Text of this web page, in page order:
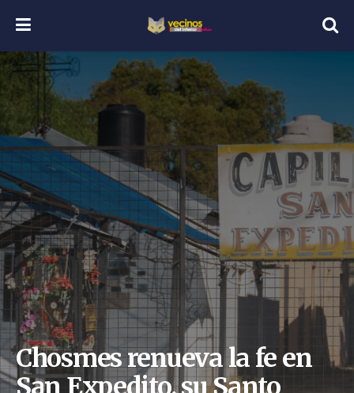
Chosmes renueva la fe en
San Expedito, su Santo